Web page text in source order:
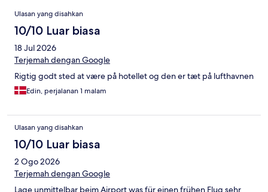
Ulasan
Ulasan yang disahkan
10/10 Luar biasa
18 Jul 2026
Terjemah dengan Google
Rigtig godt sted at være på hotellet og den er tæt på lufthavnen
Edin, perjalanan 1 malam
Ulasan yang disahkan
10/10 Luar biasa
2 Ogo 2026
Terjemah dengan Google
Lage unmittelbar beim Airport was für einen frühen Flug sehr